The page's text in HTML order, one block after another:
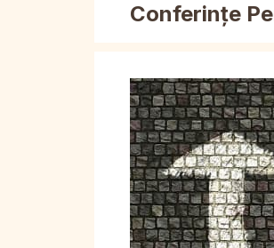
Conferințe